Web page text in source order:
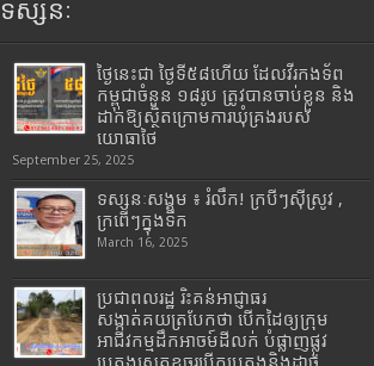
ទស្សនៈ
ថ្ងៃនេះជា ថ្ងៃទី៥៨ហើយ ដែលវីរកងទ័ព
កម្ពុជាចំនួន ១៨រូប ត្រូវបានចាប់ខ្លួន និង
ដាក់ឱ្យស្ថិតក្រោមការឃុំគ្រងរបស់
យោធាថៃ
September 25, 2025
ទស្សនៈសង្គម ៖ រំលឹក! ក្របីៗស៊ីស្រូវ ,
ក្រពើៗក្នុងទឹក
March 16, 2025
ប្រជាពលរដ្ឋ រិះគន់អាជ្ញាធរ
សង្កាត់គយត្របែកថា បើកដៃឲ្យក្រុម
អាជីវកម្មដឹកអាចម៍ដីលក់ បំផ្លាញផ្លូវ